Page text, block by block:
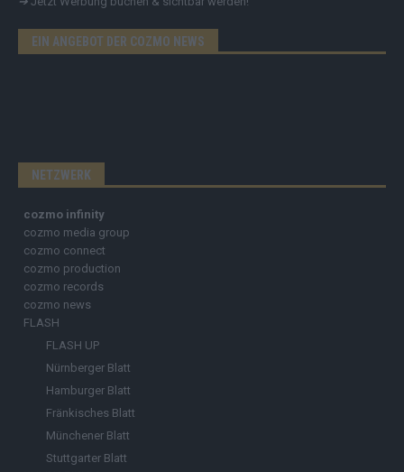
EIN ANGEBOT DER COZMO NEWS
NETZWERK
cozmo infinity
cozmo media group
cozmo connect
cozmo production
cozmo records
cozmo news
FLASH
FLASH UP
Nürnberger Blatt
Hamburger Blatt
Fränkisches Blatt
Münchener Blatt
Stuttgarter Blatt